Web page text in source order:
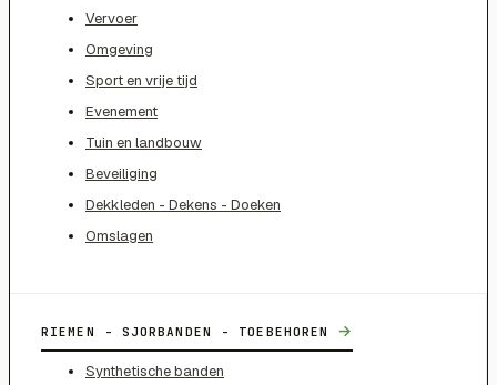
Vervoer
Omgeving
Sport en vrije tijd
Evenement
Tuin en landbouw
Beveiliging
Dekkleden - Dekens - Doeken
Omslagen
RIEMEN - SJORBANDEN - TOEBEHOREN →
Synthetische banden